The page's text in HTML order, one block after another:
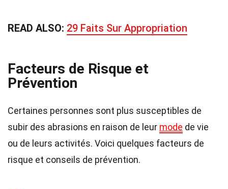
READ ALSO: 29 Faits Sur Appropriation
Facteurs de Risque et
Prévention
Certaines personnes sont plus susceptibles de
subir des abrasions en raison de leur mode de vie
ou de leurs activités. Voici quelques facteurs de
risque et conseils de prévention.